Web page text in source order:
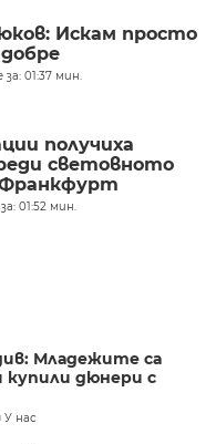
Искам просто
01:37 мин.
получиха
световното
01:52 мин.
Младежите са
купили дюнери с
У нас